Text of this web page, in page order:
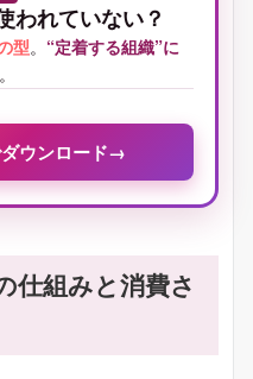
われていない？
型。 “定着する組織”に
ウンロード→
組みと消費さ